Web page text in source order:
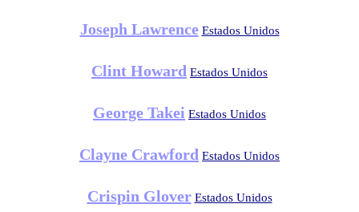
Joseph Lawrence Estados Unidos
Clint Howard Estados Unidos
George Takei Estados Unidos
Clayne Crawford Estados Unidos
Crispin Glover Estados Unidos